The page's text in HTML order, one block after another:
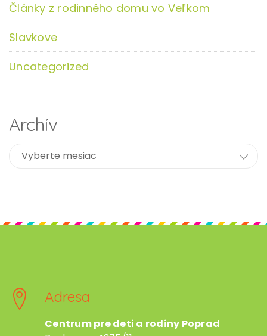
Články z rodinného domu vo Veľkom
Slavkove
Uncategorized
Archív
Adresa
Centrum pre deti a rodiny Poprad